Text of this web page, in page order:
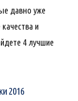
давно уже
и
4 лучшие
2016